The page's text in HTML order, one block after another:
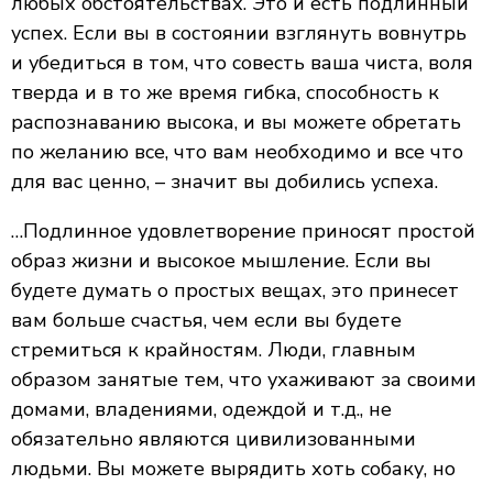
успех. Если вы в состоянии взглянуть вовнутрь
и убедиться в том, что совесть ваша чиста, воля
тверда и в то же время гибка, способность к
распознаванию высока, и вы можете обретать
по желанию все, что вам необходимо и все что
для вас ценно, – значит вы добились успеха.
…Подлинное удовлетворение приносят простой
образ жизни и высокое мышление. Если вы
будете думать о простых вещах, это принесет
вам больше счастья, чем если вы будете
стремиться к крайностям. Люди, главным
образом занятые тем, что ухаживают за своими
домами, владениями, одеждой и т.д., не
обязательно являются цивилизованными
людьми. Вы можете вырядить хоть собаку, но